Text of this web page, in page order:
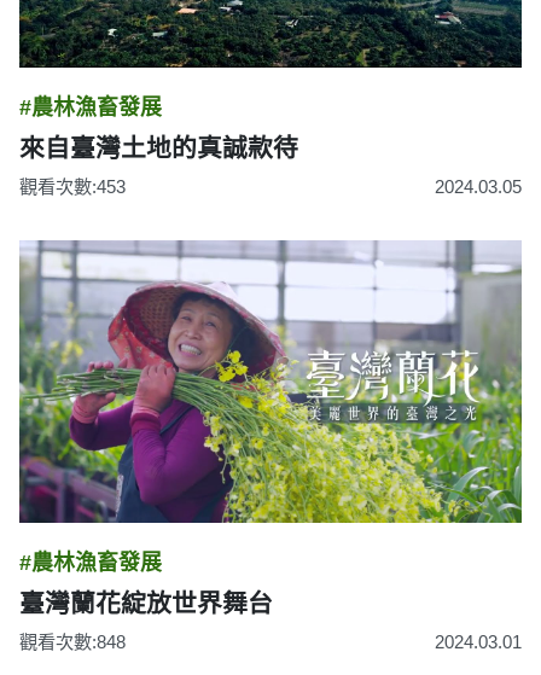
#農林漁畜發展
來自臺灣土地的真誠款待
觀看次數:453 2024.03.05
#農林漁畜發展
臺灣蘭花綻放世界舞台
觀看次數:848 2024.03.01